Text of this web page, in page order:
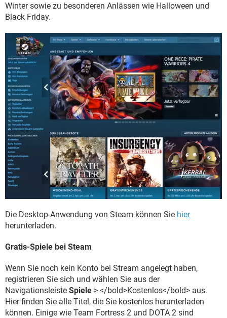
Winter sowie zu besonderen Anlässen wie Halloween und
Black Friday.
Die Desktop-Anwendung von Steam können Sie hier
herunterladen.
Gratis-Spiele bei Steam
Wenn Sie noch kein Konto bei Stream angelegt haben,
registrieren Sie sich und wählen Sie aus der
Navigationsleiste Spiele > </bold>Kostenlos</bold> aus.
Hier finden Sie alle Titel, die Sie kostenlos herunterladen
können. Einige wie Team Fortress 2 und DOTA 2 sind